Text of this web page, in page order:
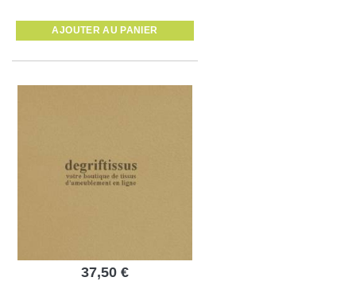
AJOUTER AU PANIER
37,50 €